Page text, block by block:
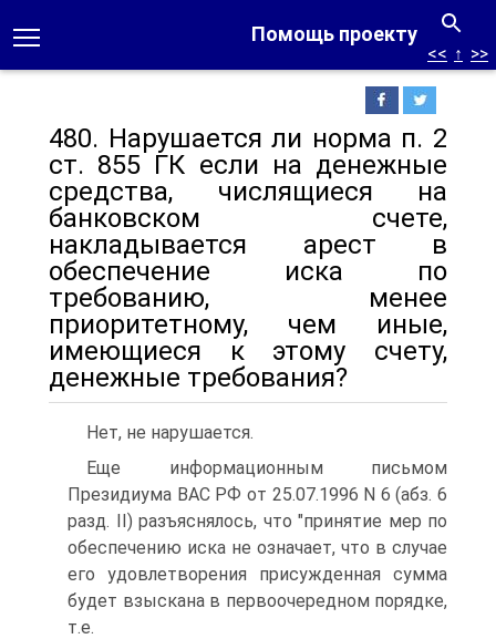
Помощь проекту
<< ↑ >>
480. Нарушается ли норма п. 2
ст. 855 ГК если на денежные
средства, числящиеся на
банковском счете,
накладывается арест в
обеспечение иска по
требованию, менее
приоритетному, чем иные,
имеющиеся к этому счету,
денежные требования?
Нет, не нарушается.
Еще информационным письмом
Президиума ВАС РФ от 25.07.1996 N 6 (абз. 6
разд. II) разъяснялось, что "принятие мер по
обеспечению иска не означает, что в случае
его удовлетворения присужденная сумма
будет взыскана в первоочередном порядке,
т.е.